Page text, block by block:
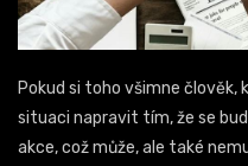
Pokud si toho všimne
situaci napravit tím, že se
akce, což může, ale také